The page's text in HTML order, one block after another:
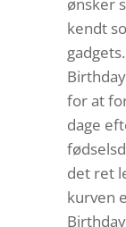
kendt
for at
dage
det ret
kurven